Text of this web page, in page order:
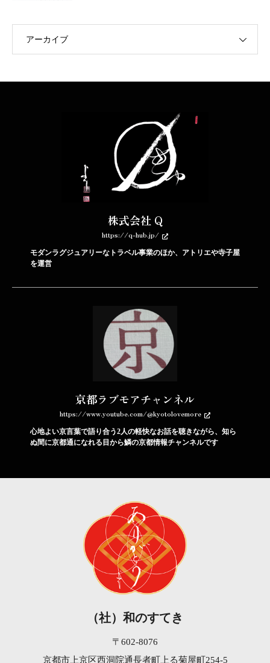
アーカイブ
株式会社 Q
https://q-hub.jp/
モダンラグジュアリーなトラベル事業のほか、アトリエや寺子屋
を運営
京都ラブモアチャンネル
https://www.youtube.com/@kyotolovemore
心地よい京言葉で語り合う2人の軽快なお話を聴きながら、知ら
ぬ間に京都通になれる目から鱗の京都情報チャンネルです
（社）和のすてき
〒602-8076
京都市上京区西洞院通長者町上る菊屋町254-5